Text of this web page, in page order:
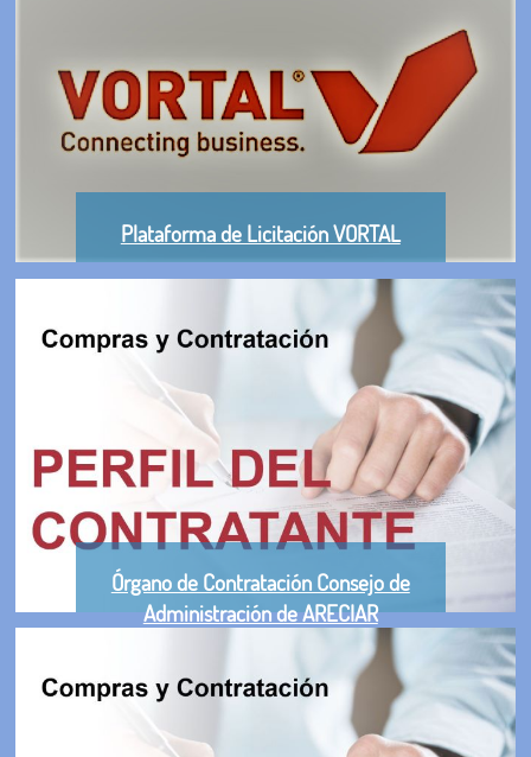
Plataforma de Licitación VORTAL
Órgano de Contratación Consejo de
Administración de ARECIAR